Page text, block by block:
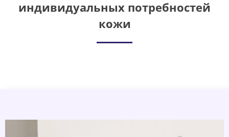
индивидуальных потребностей
кожи